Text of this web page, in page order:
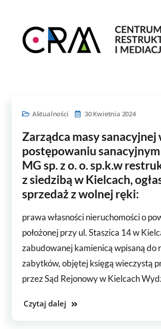
Aktualności 30 Kwietnia 2024
Zarządca masy sanacyjnej
postępowaniu
MG sp. z o. o. sp.k.w
z siedzibą w Kielcach,
sprzedaż z wolnej ręki:
prawa własności nieruchomości o
położonej przy ul. Staszica 14 w
zabudowanej kamienicą wpisaną do
zabytków, objętej księgą wieczystą
przez Sąd Rejonowy w Kielcach
Czytaj dalej